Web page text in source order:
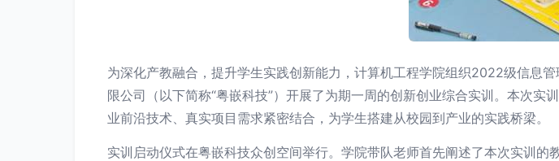
为深化产教融合，提升学生实践创新能力，计算机工程学院组织2022级信
限公司（以下简称“粤嵌科技”）开展了为期一周的创新创业综合实训。本次
业前沿技术、真实项目需求紧密结合，为学生搭建从校园到产业的实践桥梁。
实训启动仪式在粤嵌科技众创空间举行。学院带队老师首先阐述了本次实训